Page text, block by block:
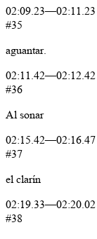
02:09.23—02:11.23
#35
aguantar.
02:11.42—02:12.42
#36
Al sonar
02:15.42—02:16.47
#37
el clarín
02:19.33—02:20.02
#38